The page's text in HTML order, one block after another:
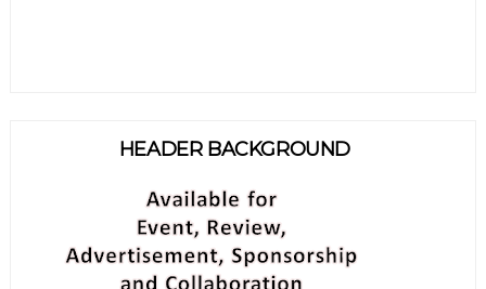
HEADER BACKGROUND